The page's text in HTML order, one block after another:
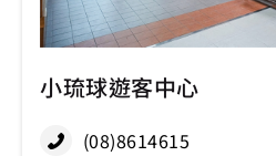
小琉球遊客中心
(08)8614615